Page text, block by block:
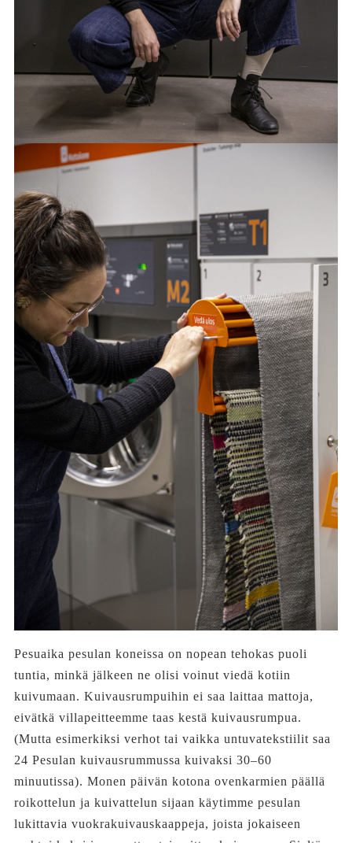
Pesuaika pesulan koneissa on nopean tehokas puoli
tuntia, minkä jälkeen ne olisi voinut viedä kotiin
kuivumaan. Kuivausrumpuihin ei saa laittaa mattoja,
eivätkä villapeitteemme taas kestä kuivausrumpua.
(Mutta esimerkiksi verhot tai vaikka untuvatekstiilit saa
24 Pesulan kuivausrummussa kuivaksi 30–60
minuutissa). Monen päivän kotona ovenkarmien päällä
roikottelun ja kuivattelun sijaan käytimme pesulan
lukittavia vuokrakuivauskaappeja, joista jokaiseen